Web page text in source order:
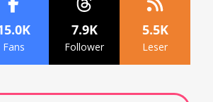
Fans
7.9K
Follower
5.5K
Leser